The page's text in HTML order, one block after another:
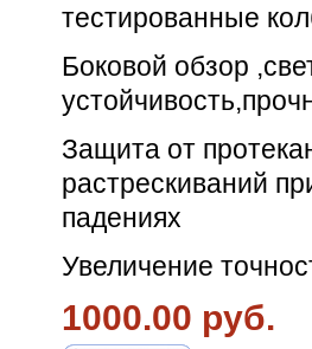
тестированные
Боковой обзор
Защита от
растрескиваний
падениях
Увеличение
1000.00 руб.